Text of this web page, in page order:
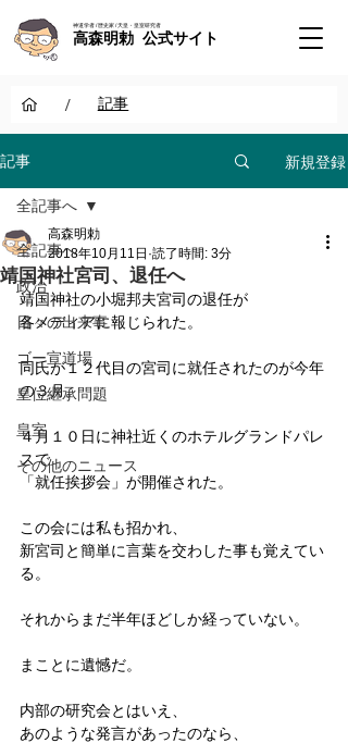
神道学者 / 歴史家 / 天皇・皇室研究者
高森明勅 公式サイト
/ 記事
記事 新規登録
全記事へ
政治
日々の出来事
ゴー宣道場
皇位継承問題
皇室
その他のニュース
全記事へ
靖国神社宮司、退任へ
高森明勅
2018年10月11日 読了時間: 3分
靖国神社の小堀邦夫宮司の退任が
各メディアに報じられた。
同氏が１２代目の宮司に就任されたのが今年
の３月。
４月１０日に神社近くのホテルグランドパレ
スで
「就任挨拶会」が開催された。
この会には私も招かれ、
新宮司と簡単に言葉を交わした事も覚えてい
る。
それからまだ半年ほどしか経っていない。
まことに遺憾だ。
内部の研究会とはいえ、
あのような発言があったのなら、